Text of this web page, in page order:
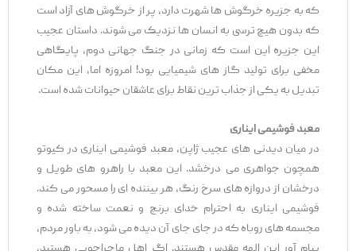
که به جزیره خرگوش ‌ها شهرت دارد، پر از خرگوش ‌های آزاد است
که بدون هیچ ترسی به انسان‌ ها نزدیک می ‌شوند. داستان عجیب
این جزیره این است که زمانی در جنگ جهانی دوم، پایگاهی
مخفی برای تولید گاز های شیمیایی بود! امروزه اما، این مکان
تبدیل به یکی از جذاب ‌ترین نقاط برای عاشقان حیوانات شده است.
معبد فوشیمی ایناری
در میان دیدنی ‌های عجیب ژاپن، معبد فوشیمی ایناری در کیوتو
همچون جواهری می ‌درخشد. این معبد با راهرو های طویل و
درخشان از دروازه‌ های سرخ ‌رنگ، هر بیننده ‌ای را مسحور می‌ کند.
فوشیمی ایناری به احترام خدای برنج و نعمت ساخته شده و
مجسمه ‌های روباه که در جای‌ جای آن دیده می‌ شود، به باور مردم،